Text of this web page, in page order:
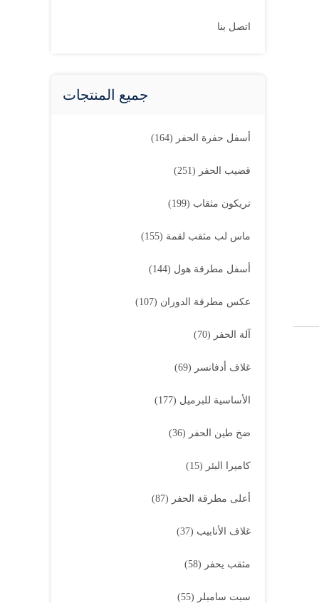
اتصل بنا
جميع المنتجات
أسفل حفرة الحفر (164)
قضيب الحفر (251)
تريكون مثقاب (199)
ماس لب مثقب لقمة (155)
أسفل مطرقة هول (144)
عكس مطرقة الدوران (107)
آلة الحفر (70)
غلاف أدفانسر (69)
الأساسية للبرميل (177)
ضخ طين الحفر (36)
كاميرا البئر (15)
أعلى مطرقة الحفر (87)
غلاف الأنابيب (37)
مثقب يحفر (58)
سبت سامبلر (55)